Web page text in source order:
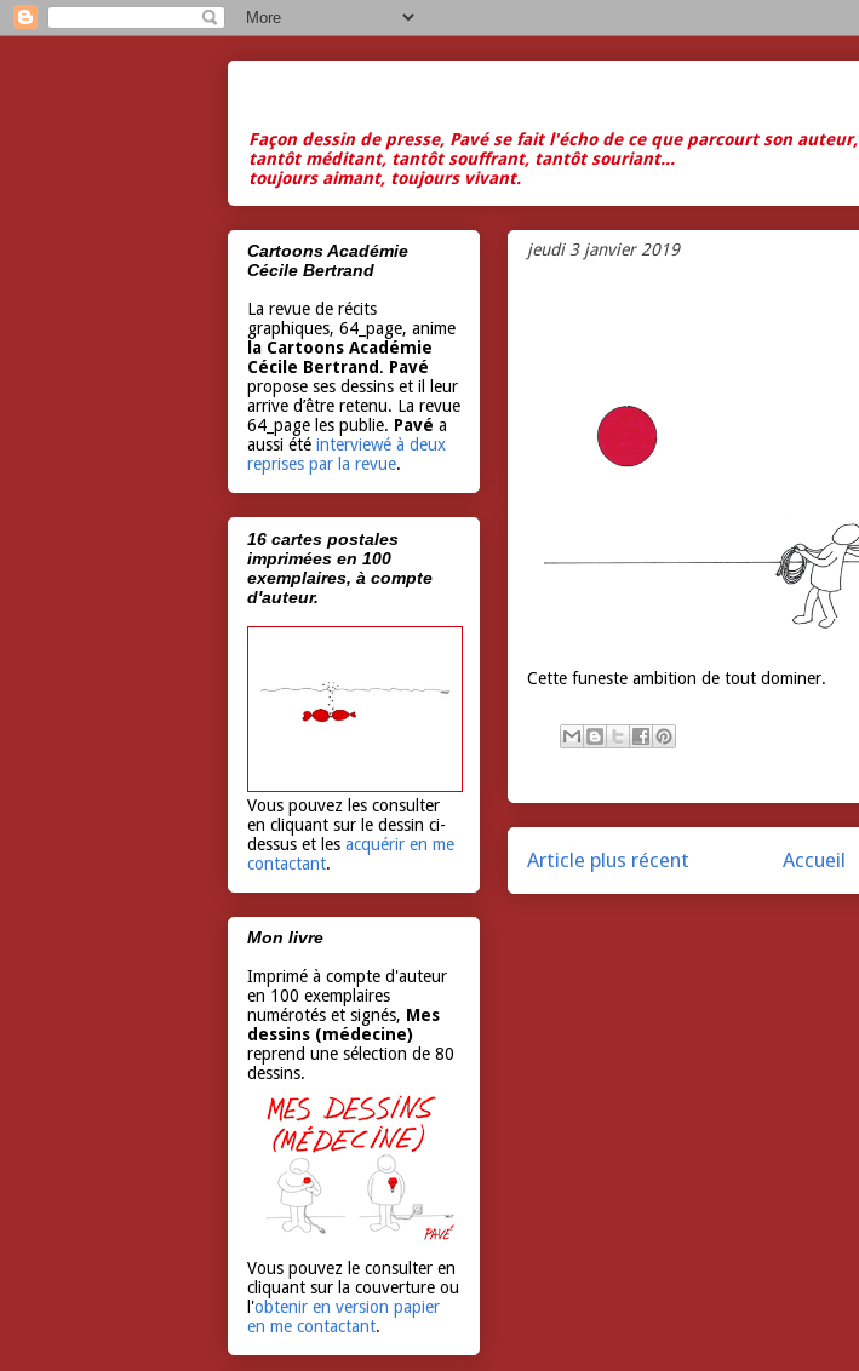
Façon dessin de presse, Pavé se fait l'écho de ce que parcourt son auteur,
tantôt méditant, tantôt souffrant, tantôt souriant...
toujours aimant, toujours vivant.
jeudi 3 janvier 2019
Cette funeste ambition de tout dominer.
Article plus récent Accueil
Cartoons Académie
Cécile Bertrand
La revue de récits
graphiques, 64_page, anime
la Cartoons Académie
Cécile Bertrand. Pavé
propose ses dessins et il leur
arrive d’être retenu. La revue
64_page les publie. Pavé a
aussi été interviewé à deux
reprises par la revue.
16 cartes postales
imprimées en 100
exemplaires, à compte
d'auteur.
Vous pouvez les consulter
en cliquant sur le dessin ci-
dessus et les acquérir en me
contactant.
Mon livre
Imprimé à compte d'auteur
en 100 exemplaires
numérotés et signés, Mes
dessins (médecine)
reprend une sélection de 80
dessins.
Vous pouvez le consulter en
cliquant sur la couverture ou
l'obtenir en version papier
en me contactant.